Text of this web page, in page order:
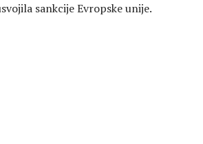
sankcije Evropske unije.